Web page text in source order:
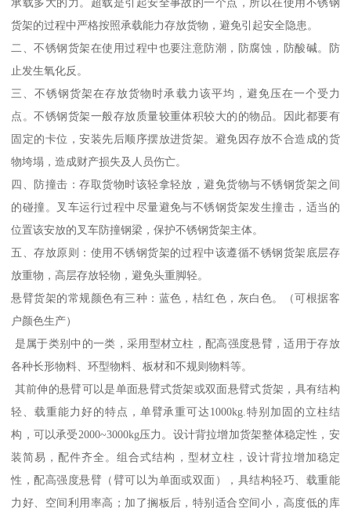
货架的过程中严格按照承载能力存放货物，避免引起安全隐患。
二、不锈钢货架在使用过程中也要注意防潮，防腐蚀，防酸碱。防
止发生氧化反。
三、不锈钢货架在存放货物时承载力该平均，避免压在一个受力
点。不锈钢货架一般存放质量较重体积较大的的物品。因此都要有
固定的卡位，安装先后顺序摆放进货架。避免因存放不合造成的货
物垮塌，造成财产损失及人员伤亡。
四、防撞击：存取货物时该轻拿轻放，避免货物与不锈钢货架之间
的碰撞。叉车运行过程中尽量避免与不锈钢货架发生撞击，适当的
位置该安放的叉车防撞钢梁，保护不锈钢货架主体。
五、存放原则：使用不锈钢货架的过程中该遵循不锈钢货架底层存
放重物，高层存放轻物，避免头重脚轻。
悬臂货架的常规颜色有三种：蓝色，桔红色，灰白色。（可根据客
户颜色生产）
是属于类别中的一类，采用型材立柱，配高强度悬臂，适用于存放
各种长形物料、环型物料、板材和不规则物料等。
其前伸的悬臂可以是单面悬臂式货架或双面悬臂式货架，具有结构
轻、载重能力好的特点，单臂承重可达1000kg.特别加固的立柱结
构，可以承受2000~3000kg压力。设计背拉增加货架整体稳定性，安
装简易，配件齐全。组合式结构，型材立柱，设计背拉增加稳定
性，配高强度悬臂（臂可以为单面或双面），具结构轻巧、载重能
力好、空间利用率高；加了搁板后，特别适合空间小，高度低的库